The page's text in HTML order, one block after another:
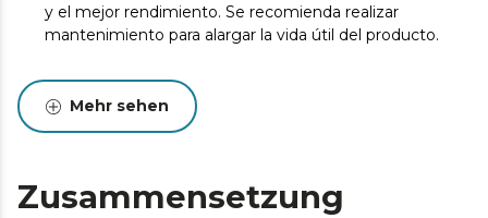
y el mejor rendimiento. Se recomienda realizar
mantenimiento para alargar la vida útil del producto.
Mehr sehen
Zusammensetzung